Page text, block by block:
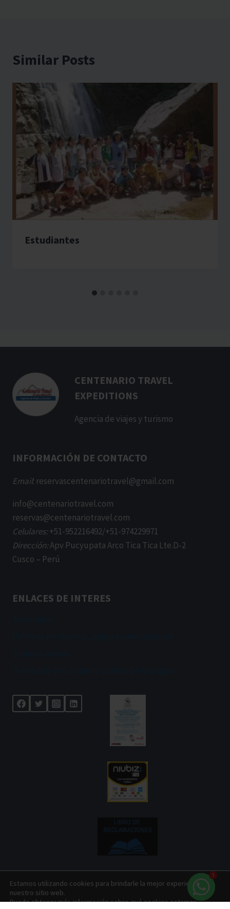
Similar Posts
Estudiantes
CENTENARIO TRAVEL
EXPEDITIONS
Agencia de viajes y turismo
INFORMACIÓN DE CONTACTO
Email: reservascentenariotravel@gmail.com
info@centenariotravel.com
reservas@centenariotravel.com
Celulares:+51-952216492/+51-974229971
Dirección:Apv Pucyupata Arco Tica Tica Lte.D-2
Cusco – Perú
ENLACES DE INTERES
© 2026 Centenario Travel Expeditions Designed by
Estamos utilizando cookies para brindarle la mejor experiencia en
nuestro sitio web.
Puede obtener más información sobre qué cookies estamos
1